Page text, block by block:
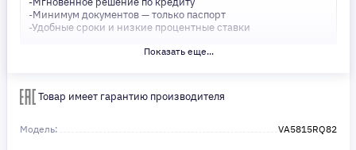
-Минимум документов — только паспорт
-Удобные сроки и низкие процентные ставки
Не откладывайте свои желания на потом! Получите то, что
Показать еще...
Товар имеет гарантию производителя
Модель: VA5815RQ82